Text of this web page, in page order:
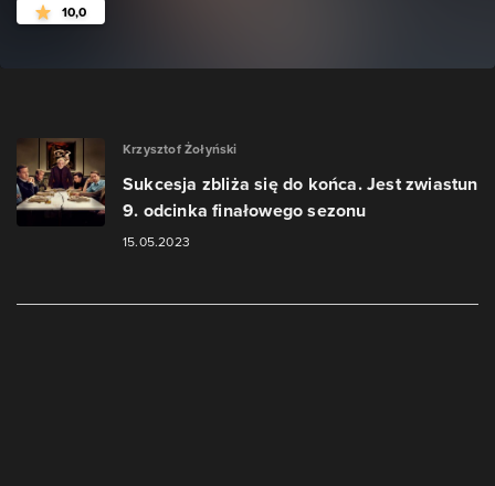
10,0
Krzysztof Żołyński
Sukcesja zbliża się do końca. Jest zwiastun
9. odcinka finałowego sezonu
15.05.2023